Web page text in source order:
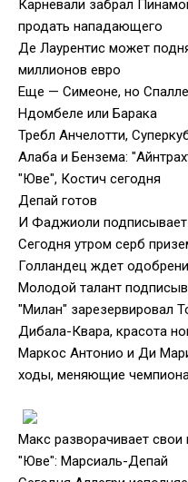
Карневали забрал
продать нападающего
Де Лаурентис может
миллионов евро
Еще — Симеоне, но
Ндомбеле или Барака
Требл Анчелотти,
Алаба и Бензема:
"Юве", Костич сегодня
Депай готов
И Фаджиоли подписывает
Сегодня утром серб
Голландец ждет
Молодой талант
"Милан" зарезервировал
Дибала-Квара, красота
Маркос Антонио и Ди
ходы, меняющие
Макс разворачивает свои
"Юве": Марсиаль-Депай